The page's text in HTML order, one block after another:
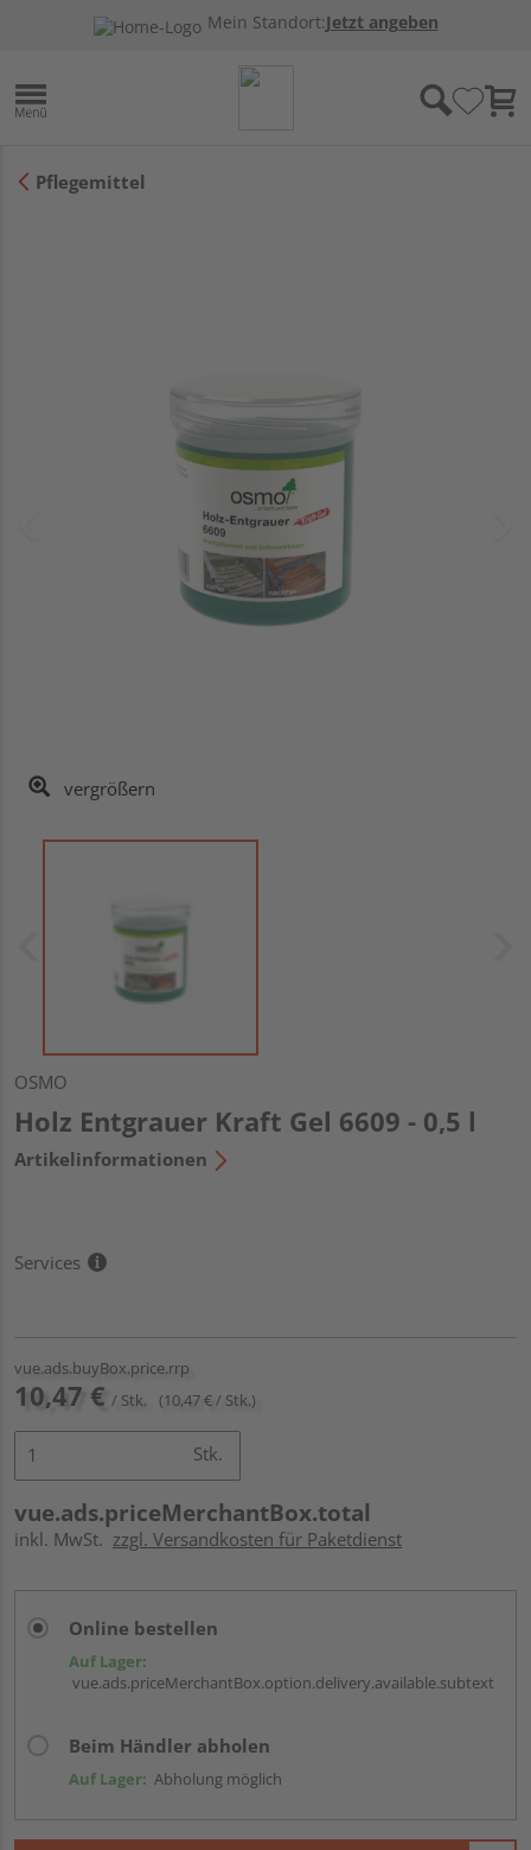
Mein Standort:Jetzt angeben
Pflegemittel
vergrößern
OSMO
Holz Entgrauer Kraft Gel 6609 - 0,5 l
Artikelinformationen
Services
vue.ads.buyBox.price.rrp
10,47 € / Stk. (10,47 € / Stk.)
Stk.
vue.ads.priceMerchantBox.total
inkl. MwSt. zzgl. Versandkosten für Paketdienst
Online bestellen
Auf Lager:
vue.ads.priceMerchantBox.option.delivery.available.subtext
Beim Händler abholen
Auf Lager: Abholung möglich